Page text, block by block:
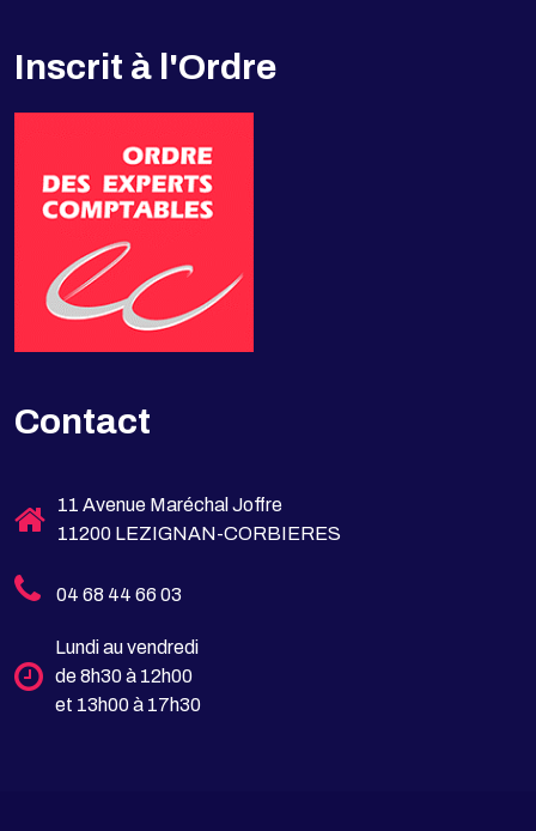
Inscrit à l'Ordre
Contact
11 Avenue Maréchal Joffre
11200 LEZIGNAN-CORBIERES
04 68 44 66 03
Lundi au vendredi
de 8h30 à 12h00
et 13h00 à 17h30